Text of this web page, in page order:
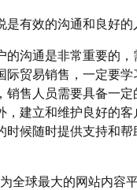
有效的沟通和良好的
的沟通是非常重要的
际贸易销售，一定要
销售人员需要具备一
，建立和维护良好的
时候随时提供支持和
全球最大的网站内容